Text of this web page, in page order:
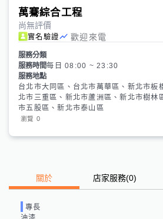
萬騫綜合工程
尚無評價
實名驗證 歡迎來電
服務分類
服務時間每日 08:00 ~ 23:30
服務地點
台北市大同區、台北市萬華區、新北市板
北市三重區、新北市蘆洲區、新北市樹林
市五股區、新北市泰山區
瀏覽 0
關於 店家服務(0)
專長